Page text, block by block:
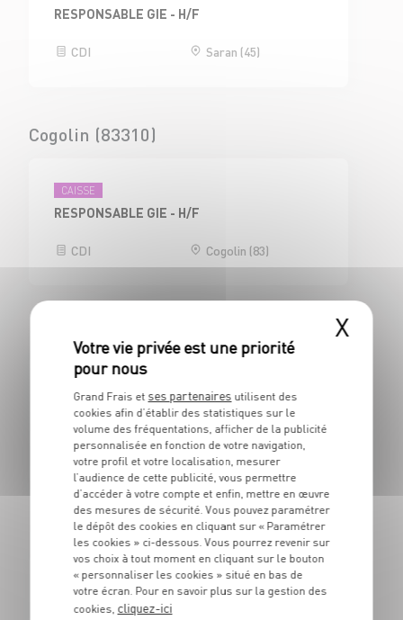
RESPONSABLE GIE - H/F
CDI Saran (45)
Cogolin (83310)
CAISSE
RESPONSABLE GIE - H/F
CDI Cogolin (83)
RESPONSABLE GIE - H/F
CDI Marseille (13)
Marseille (11ème) (13011)
CAISSE
RESPONSABLE GIE - H/F
X
Grand Frais et ses partenaires utilisent des
cookies afin d’établir des statistiques sur le
volume des fréquentations, afficher de la publicité
personnalisée en fonction de votre navigation,
votre profil et votre localisation, mesurer
l’audience de cette publicité, vous permettre
d’accéder à votre compte et enfin, mettre en œuvre
des mesures de sécurité. Vous pouvez paramétrer
le dépôt des cookies en cliquant sur « Paramétrer
les cookies » ci-dessous. Vous pourrez revenir sur
vos choix à tout moment en cliquant sur le bouton
« personnaliser les cookies » situé en bas de
votre écran. Pour en savoir plus sur la gestion des
cookies, cliquez-ici